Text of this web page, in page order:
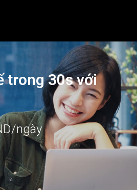
trong 30s với
ngày